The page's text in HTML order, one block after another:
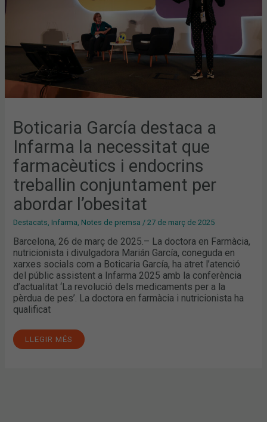
Boticaria García destaca a
Infarma la necessitat que
farmacèutics i endocrins
treballin conjuntament per
abordar l’obesitat
Destacats Infarma Notes de premsa /27 de març de 2025
Barcelona, 26 de març de 2025.– La doctora en Farmàcia,
nutricionista i divulgadora Marián García, coneguda en
xarxes socials com a Boticaria García, ha atret l’atenció
del públic assistent a Infarma 2025 amb la conferència
d’actualitat ‘La revolució dels medicaments per a la
pèrdua de pes’. La doctora en farmàcia i nutricionista ha
qualificat
CONJUNTAMENT
ABORDAR
L’OBESITAT
LLEGIR MÉS